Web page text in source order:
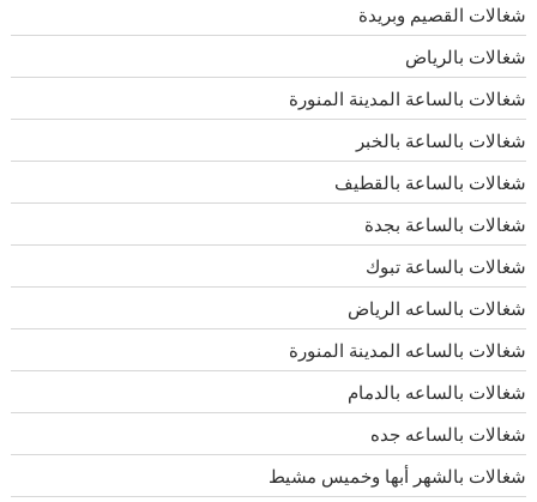
شغالات القصيم وبريدة
شغالات بالرياض
شغالات بالساعة المدينة المنورة
شغالات بالساعة بالخبر
شغالات بالساعة بالقطيف
شغالات بالساعة بجدة
شغالات بالساعة تبوك
شغالات بالساعه الرياض
شغالات بالساعه المدينة المنورة
شغالات بالساعه بالدمام
شغالات بالساعه جده
شغالات بالشهر أبها وخميس مشيط